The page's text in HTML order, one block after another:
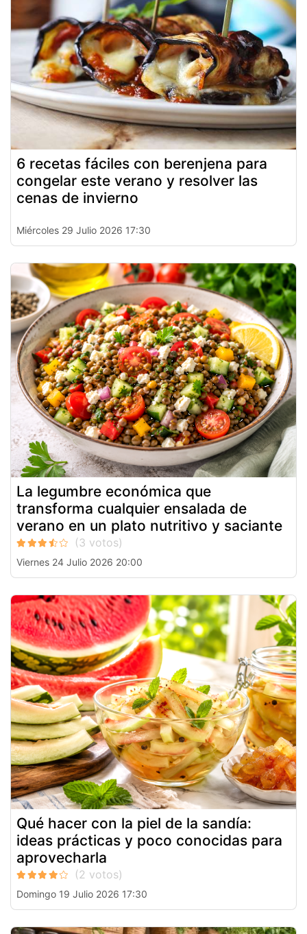
6 recetas fáciles con berenjena para
congelar este verano y resolver las
cenas de invierno
Miércoles 29 Julio 2026 17:30
La legumbre económica que
transforma cualquier ensalada de
verano en un plato nutritivo y saciante
Viernes 24 Julio 2026 20:00
Qué hacer con la piel de la sandía:
ideas prácticas y poco conocidas para
aprovecharla
Domingo 19 Julio 2026 17:30